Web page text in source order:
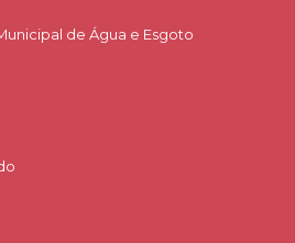
de Água e Esgoto